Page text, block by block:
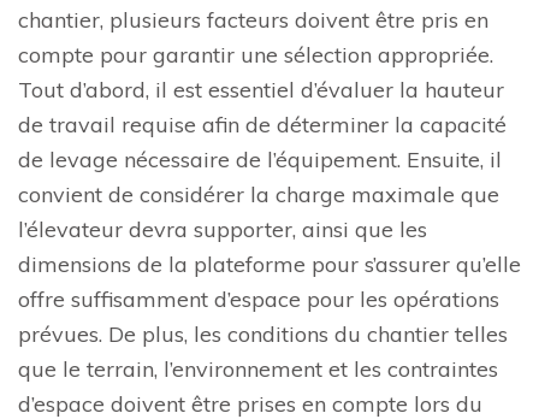
chantier, plusieurs facteurs doivent être pris en
compte pour garantir une sélection appropriée.
Tout d’abord, il est essentiel d’évaluer la hauteur
de travail requise afin de déterminer la capacité
de levage nécessaire de l’équipement. Ensuite, il
convient de considérer la charge maximale que
l’élevateur devra supporter, ainsi que les
dimensions de la plateforme pour s’assurer qu’elle
offre suffisamment d’espace pour les opérations
prévues. De plus, les conditions du chantier telles
que le terrain, l’environnement et les contraintes
d’espace doivent être prises en compte lors du